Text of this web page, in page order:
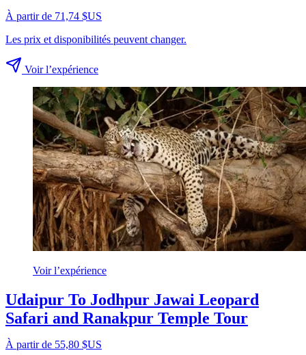
À partir de 71,74 $US
Les prix et disponibilités peuvent changer.
Voir l’expérience
Voir l’expérience
Udaipur To Jodhpur Jawai Leopard
Safari and Ranakpur Temple Tour
À partir de 55,80 $US